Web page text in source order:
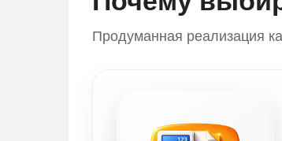
Продуманная реализация